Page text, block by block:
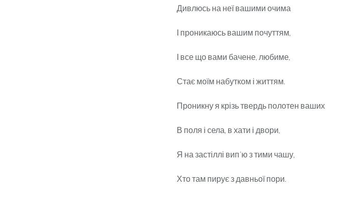
Дивлюсь на неї вашими очима
І проникаюсь вашим почуттям,
І все що вами бачене, любиме,
Стає моїм набутком і життям.
Проникну я крізь твердь полотен ваших
В поля і села, в хати і двори,
Я на застіллі вип’ю з тими чашу,
Хто там пирує з давньої пори.